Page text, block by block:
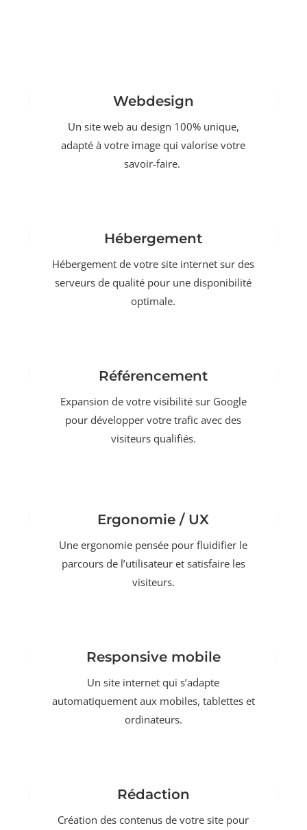
Webdesign
Un site web au design 100% unique,
adapté à votre image qui valorise votre
savoir-faire.
Hébergement
Hébergement de votre site internet sur des
serveurs de qualité pour une disponibilité
optimale.
Référencement
Expansion de votre visibilité sur Google
pour développer votre trafic avec des
visiteurs qualifiés.
Ergonomie / UX
Une ergonomie pensée pour fluidifier le
parcours de l’utilisateur et satisfaire les
visiteurs.
Responsive mobile
Un site internet qui s’adapte
automatiquement aux mobiles, tablettes et
ordinateurs.
Rédaction
Création des contenus de votre site pour